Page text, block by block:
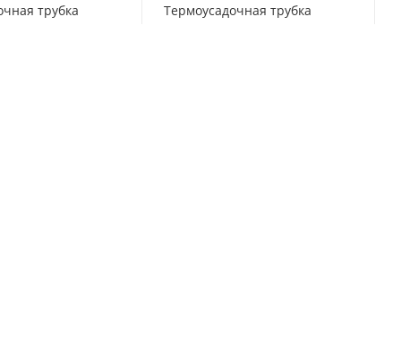
трубка
Термоусадочная трубка